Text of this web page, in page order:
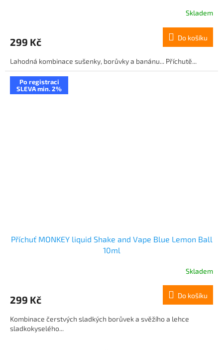
Skladem
299 Kč Do košíku
Lahodná kombinace sušenky, borůvky a banánu... Příchutě...
Po registraci
SLEVA min. 2%
Příchuť MONKEY liquid Shake and Vape Blue Lemon Ball
10ml
Skladem
299 Kč Do košíku
Kombinace čerstvých sladkých borůvek a svěžího a lehce
sladkokyselého...